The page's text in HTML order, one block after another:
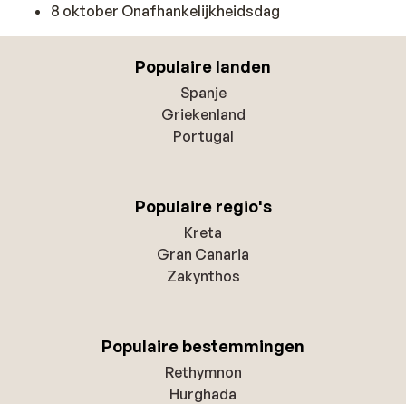
8 oktober Onafhankelijkheidsdag
Populaire landen
Spanje
Griekenland
Portugal
Populaire regio's
Kreta
Gran Canaria
Zakynthos
Populaire bestemmingen
Rethymnon
Hurghada